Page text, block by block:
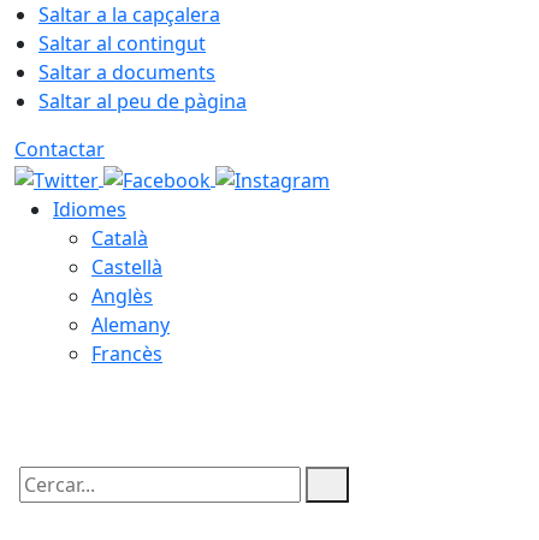
Saltar a la capçalera
Saltar al contingut
Saltar a documents
Saltar al peu de pàgina
Contactar
Idiomes
Català
Castellà
Anglès
Alemany
Francès
Cercar: